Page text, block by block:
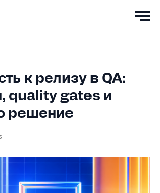
к релизу в QA:
quality gates и
решение